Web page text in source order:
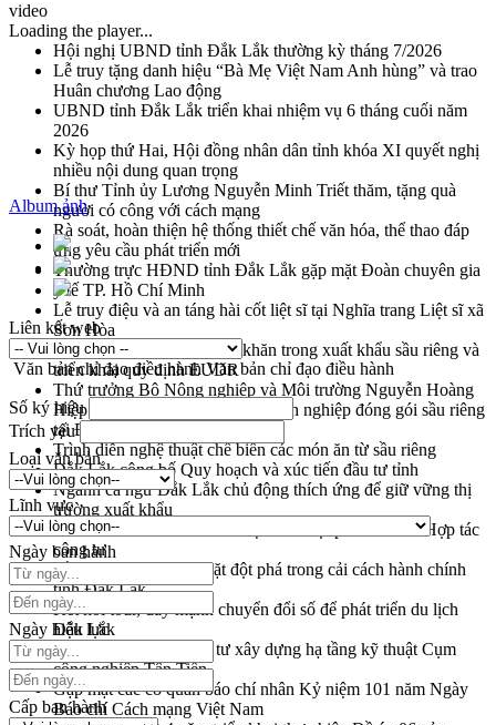
video
Loading the player...
Hội nghị UBND tỉnh Đắk Lắk thường kỳ tháng 7/2026
Lễ truy tặng danh hiệu “Bà Mẹ Việt Nam Anh hùng” và trao
Huân chương Lao động
UBND tỉnh Đắk Lắk triển khai nhiệm vụ 6 tháng cuối năm
2026
Kỳ họp thứ Hai, Hội đồng nhân dân tỉnh khóa XI quyết nghị
nhiều nội dung quan trọng
Bí thư Tỉnh ủy Lương Nguyễn Minh Triết thăm, tặng quà
người có công với cách mạng
Rà soát, hoàn thiện hệ thống thiết chế văn hóa, thể thao đáp
ứng yêu cầu phát triển mới
Thường trực HĐND tỉnh Đắk Lắk gặp mặt Đoàn chuyên gia
y tế TP. Hồ Chí Minh
Lễ truy điệu và an táng hài cốt liệt sĩ tại Nghĩa trang Liệt sĩ xã
Sơn Hòa
Bàn giải pháp tháo gỡ khó khăn trong xuất khẩu sầu riêng và
triển khai quy định EUDR
Thứ trưởng Bộ Nông nghiệp và Môi trường Nguyễn Hoàng
Hiệp khảo sát vùng trồng và doanh nghiệp đóng gói sầu riêng
tại Đắk Lắk
Trình diễn nghệ thuật chế biến các món ăn từ sầu riêng
Đắk Lắk công bố Quy hoạch và xúc tiến đầu tư tỉnh
Ngành cá ngừ Đắk Lắk chủ động thích ứng để giữ vững thị
trường xuất khẩu
Diễn đàn Kinh tế tư nhân Việt Nam đột phá cơ chế - Hợp tác
công tư
Đề án 06 tạo bước ngoặt đột phá trong cải cách hành chính
tỉnh Đắk Lắk
Kết nối tour, đẩy mạnh chuyển đổi số để phát triển du lịch
Đắk Lắk
Khởi động Dự án Đầu tư xây dựng hạ tầng kỹ thuật Cụm
công nghiệp Tân Tiến
Gặp mặt các cơ quan báo chí nhân Kỷ niệm 101 năm Ngày
Báo chí Cách mạng Việt Nam
Album ảnh
Liên kết web
Văn bản chỉ đạo điều hành Văn bản chỉ đạo điều hành
Số ký hiệu
Trích yếu
Loại văn bản
Lĩnh vực
Ngày ban hành
Ngày hiệu lực
Cấp ban hành